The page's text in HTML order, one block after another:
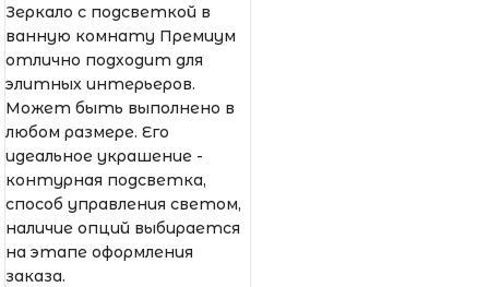
Зеркало с подсветкой в
ванную комнату Премиум
отлично подходит для
элитных интерьеров.
Может быть выполнено в
любом размере. Его
идеальное украшение -
контурная подсветка,
способ управления светом,
наличие опций выбирается
на этапе оформления
заказа.